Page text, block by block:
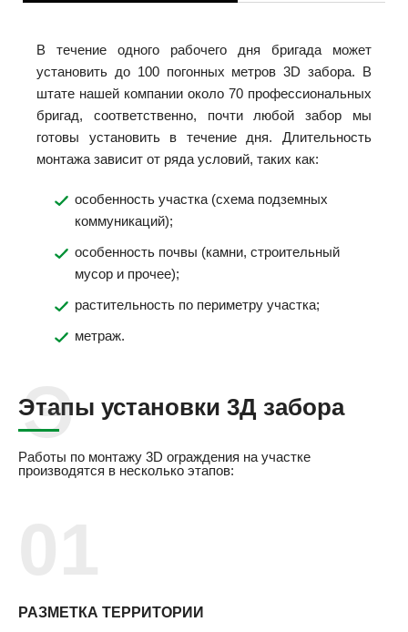
В течение одного рабочего дня бригада может
установить до 100 погонных метров 3D забора. В
штате нашей компании около 70 профессиональных
бригад, соответственно, почти любой забор мы
готовы установить в течение дня. Длительность
монтажа зависит от ряда условий, таких как:
особенность участка (схема подземных
коммуникаций);
особенность почвы (камни, строительный
мусор и прочее);
растительность по периметру участка;
метраж.
Этапы установки 3Д забора
Работы по монтажу 3D ограждения на участке
производятся в несколько этапов:
РАЗМЕТКА ТЕРРИТОРИИ